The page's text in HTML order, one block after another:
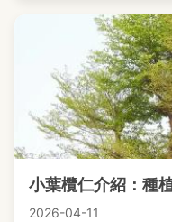
小葉欖仁介紹：種
2026-04-11